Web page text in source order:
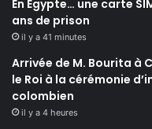
En Égypte… une carte
ans de prison
il y a 41 minutes
Arrivée de M. Bourita à
le Roi à la cérémonie
colombien
il y a 4 heures